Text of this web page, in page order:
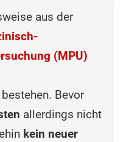
aus der
(MPU)
bestehen. Bevor
allerdings nicht
kein neuer